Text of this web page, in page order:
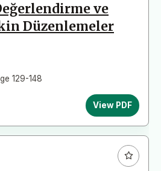
ve
Düzenlemeler
129-148
View PDF